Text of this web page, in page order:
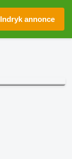
Indryk annonce